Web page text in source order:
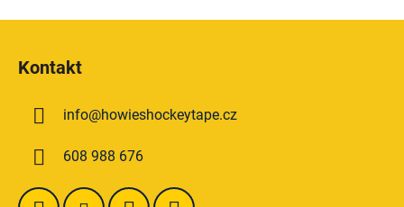
Kontakt
info@howieshockeytape.cz
608 988 676